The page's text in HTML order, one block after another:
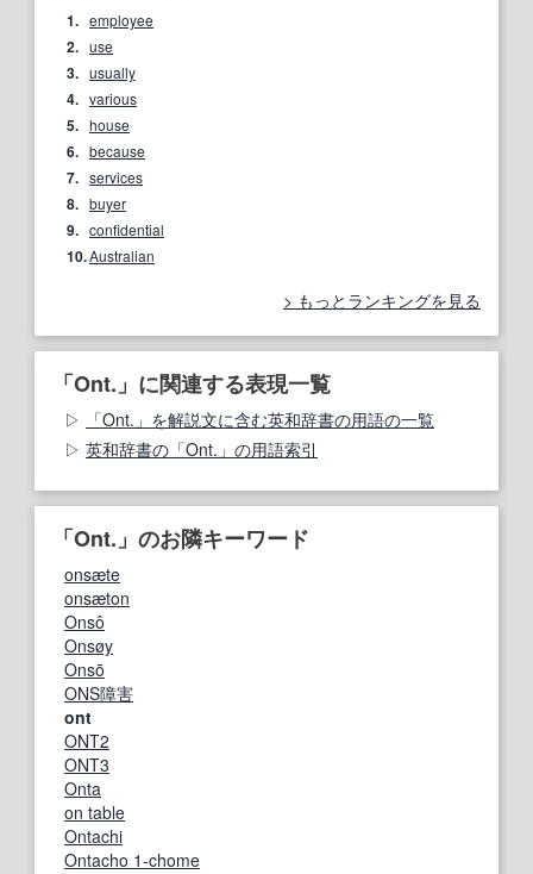
1. employee
2. use
3. usually
4. various
5. house
6. because
7. services
8. buyer
9. confidential
10.Australian
もっとランキングを見る
「Ont.」に関連する表現一覧
「Ont.」を解説文に含む英和辞書の用語の一覧
英和辞書の「Ont.」の用語索引
「Ont.」のお隣キーワード
onsæte
onsæton
Onsô
Onsøy
Onsō
ONS障害
ont
ONT2
ONT3
Onta
on table
Ontachi
Ontacho 1-chome